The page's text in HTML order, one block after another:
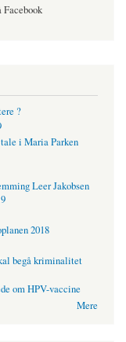
Facebook
?
i Maria Parken
Leer Jakobsen
2018
begå kriminalitet
om HPV-vaccine
Mere